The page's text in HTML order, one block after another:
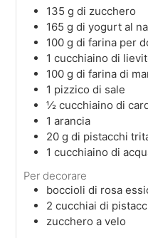
135 g di zucchero
165 g di yogurt al
100 g di farina per
1 cucchiaino di
100 g di farina di
1 pizzico di sale
½ cucchiaino di
1 arancia
20 g di pistacchi
1 cucchiaino di
Per decorare
boccioli di rosa
2 cucchiai di
zucchero a velo